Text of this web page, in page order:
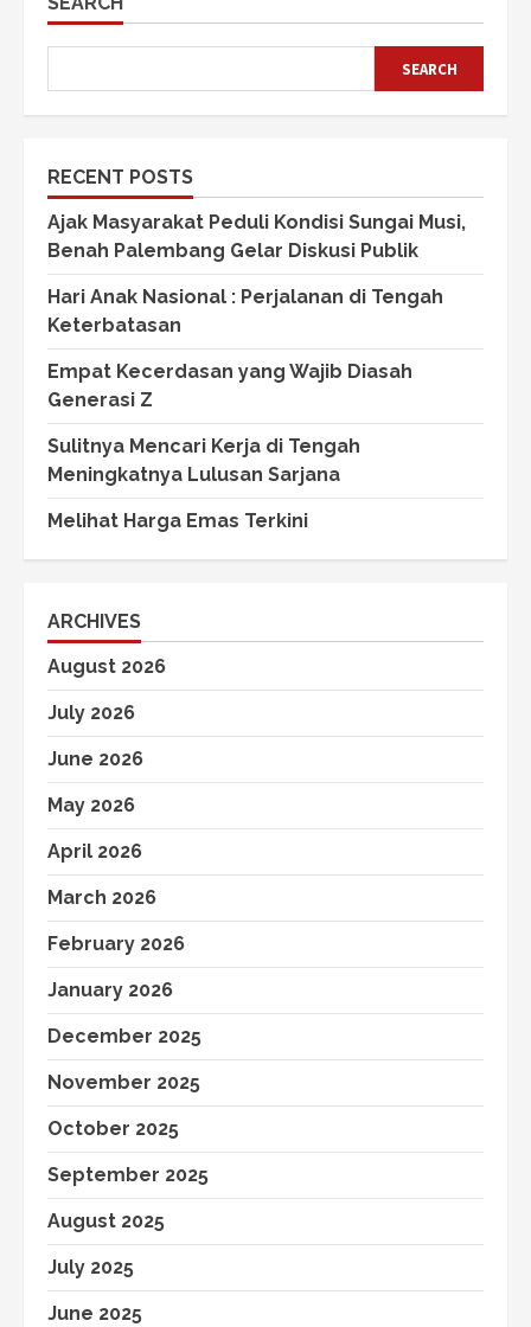
SEARCH
RECENT POSTS
Ajak Masyarakat Peduli Kondisi Sungai Musi,
Benah Palembang Gelar Diskusi Publik
Hari Anak Nasional : Perjalanan di Tengah
Keterbatasan
Empat Kecerdasan yang Wajib Diasah
Generasi Z
Sulitnya Mencari Kerja di Tengah
Meningkatnya Lulusan Sarjana
Melihat Harga Emas Terkini
ARCHIVES
August 2026
July 2026
June 2026
May 2026
April 2026
March 2026
February 2026
January 2026
December 2025
November 2025
October 2025
September 2025
August 2025
July 2025
June 2025